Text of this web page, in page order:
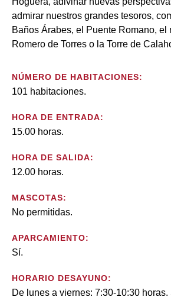
admirar nuestros grandes tesoros,
Baños Árabes, el Puente Romano, el
Romero de Torres o la Torre de
NÚMERO DE HABITACIONES:
101 habitaciones.
HORA DE ENTRADA:
15.00 horas.
HORA DE SALIDA:
12.00 horas.
MASCOTAS:
No permitidas.
APARCAMIENTO:
Sí.
HORARIO DESAYUNO:
De lunes a viernes: 7:30-10:30 horas.